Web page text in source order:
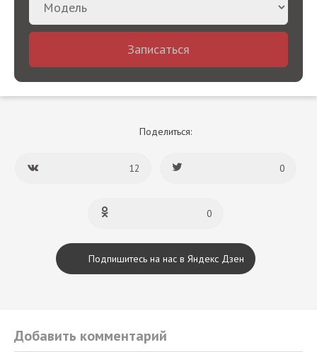
Записаться
Поделиться:
12 0
0
Подпишитесь на нас в Яндекс Дзен
Добавить комментарий